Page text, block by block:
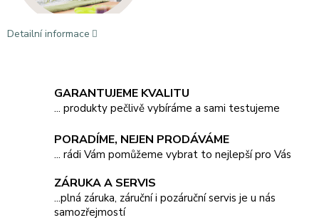
Detailní informace
GARANTUJEME KVALITU
... produkty pečlivě vybíráme a sami testujeme
PORADÍME, NEJEN PRODÁVÁME
... rádi Vám pomůžeme vybrat to nejlepší pro Vás
ZÁRUKA A SERVIS
...plná záruka, záruční i pozáruční servis je u nás
samozřejmostí